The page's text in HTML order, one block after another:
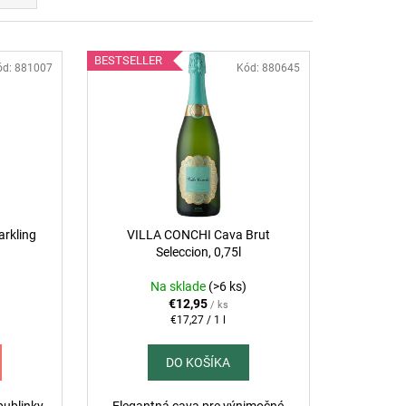
881007
BESTSELLER
VILLA CONCHI Cava Brut
Seleccion, 0,75l
Na sklade (>6 ks)
€12,95 / ks
Jednotková
€17,27 / 1 l
DO KOŠÍKA
Kód: 880645
VALDOBBIADENE
SUPERIORE